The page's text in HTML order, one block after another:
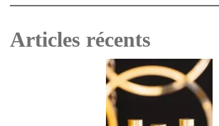
Articles récents